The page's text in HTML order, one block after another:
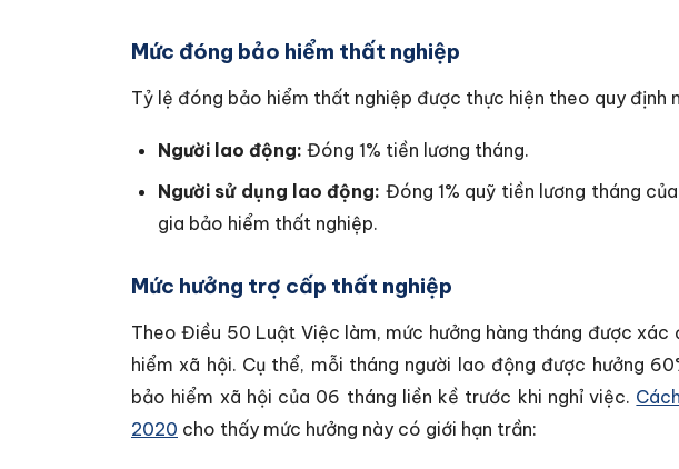
Mức đóng bảo hiểm thất nghiệp
Tỷ lệ đóng bảo hiểm thất nghiệp được thực hiện theo quy định
Người lao động: Đóng 1% tiền lương tháng.
Người sử dụng lao động: Đóng 1% quỹ tiền lương tháng
gia bảo hiểm thất nghiệp.
Mức hưởng trợ cấp thất nghiệp
Theo Điều 50 Luật Việc làm, mức hưởng hàng tháng được xác
hiểm xã hội. Cụ thể, mỗi tháng người lao động được hưởng
bảo hiểm xã hội của 06 tháng liền kề trước khi nghỉ việc.
2020 cho thấy mức hưởng này có giới hạn trần: